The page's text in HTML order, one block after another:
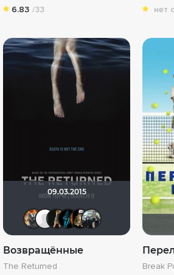
6.83 /33
нет
09.03.2015
Афоня Дурко
pozor-fmmult884 mult
Sarunas
Ryder187
Возвращённые
The Returned
Break